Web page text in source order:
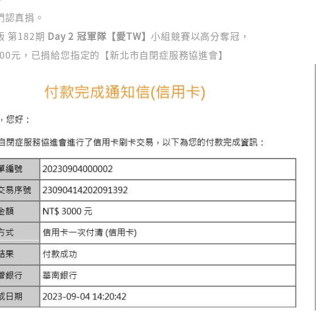
真捐。
第182期 Day 2 冠軍隊【愛TW】 小組競賽以高分奪冠，
元，已捐給您指定的【新北市自閉症服務協進會】